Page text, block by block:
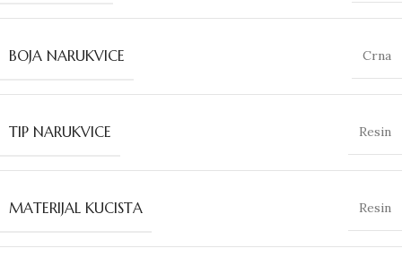
BOJA NARUKVICE Crna
TIP NARUKVICE Resin
MATERIJAL KUCISTA Resin